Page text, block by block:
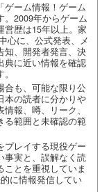
ゲーム情報！ゲーム
。2009年からゲーム
営歴は15年以上。家
心に、公式発表、メ
知、開発者発言、決
典に近い情報を確認
合も、可能な限り公
本の読者に分かりや
報、噂、リーク、
る範囲と未確認の範
プレイする現役ゲー
事実と、誤解なく読
とを重視していま
に情報発信してい